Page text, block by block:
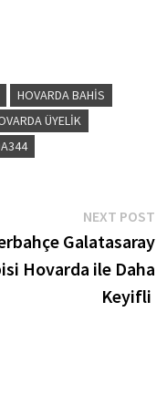
HOVARDA BAHIS
ÜYELIK
NEXT POST
Galatasaray
Hovarda ile Daha
Keyifli